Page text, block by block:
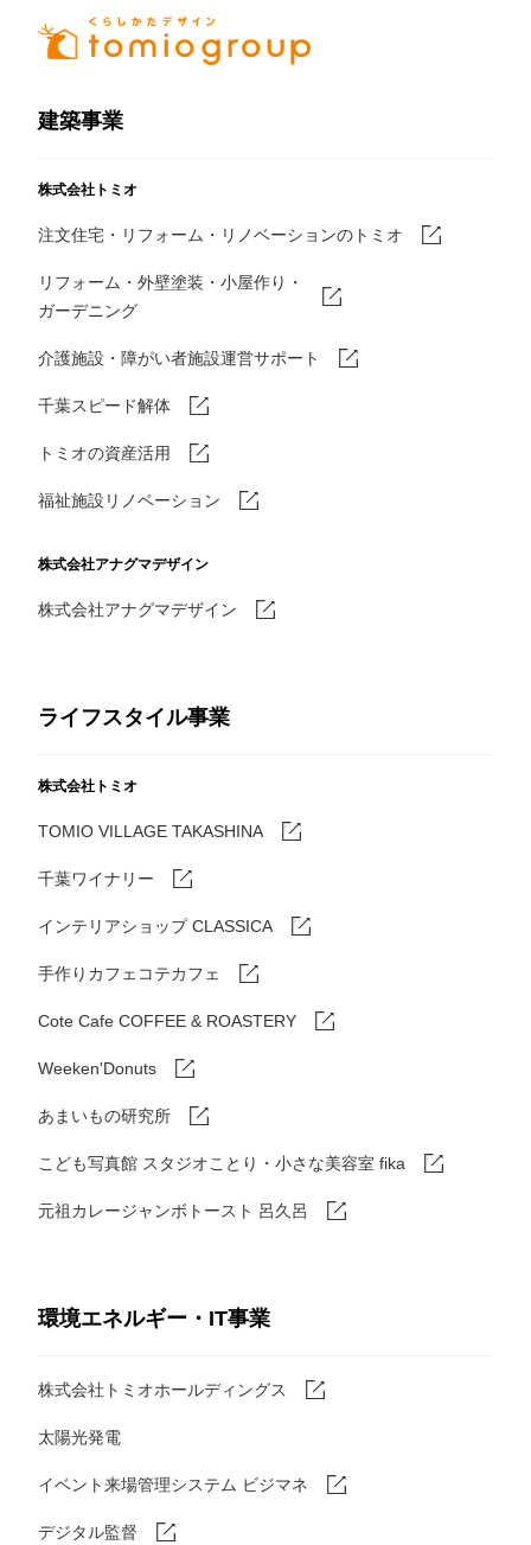
建築事業
株式会社トミオ
注文住宅・リフォーム・リノベーションのトミオ
リフォーム・外壁塗装・小屋作り・
ガーデニング
介護施設・障がい者施設運営サポート
千葉スピード解体
トミオの資産活用
福祉施設リノベーション
株式会社アナグマデザイン
株式会社アナグマデザイン
ライフスタイル事業
株式会社トミオ
TOMIO VILLAGE TAKASHINA
千葉ワイナリー
インテリアショップ CLASSICA
手作りカフェコテカフェ
Cote Cafe COFFEE & ROASTERY
Weeken'Donuts
あまいもの研究所
こども写真館 スタジオことり・小さな美容室 fika
元祖カレージャンボトースト 呂久呂
環境エネルギー・IT事業
株式会社トミオホールディングス
太陽光発電
イベント来場管理システム ビジマネ
デジタル監督